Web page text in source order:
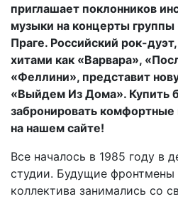
приглашает поклонников
музыки на концерты
Праге. Российский рок-
хитами как «Варвара»,
«Феллини», представит
«Выйдем Из Дома». Купить
забронировать
на нашем сайте!
Все началось в 1985 году в
студии. Будущие фронтмены
коллектива занимались со